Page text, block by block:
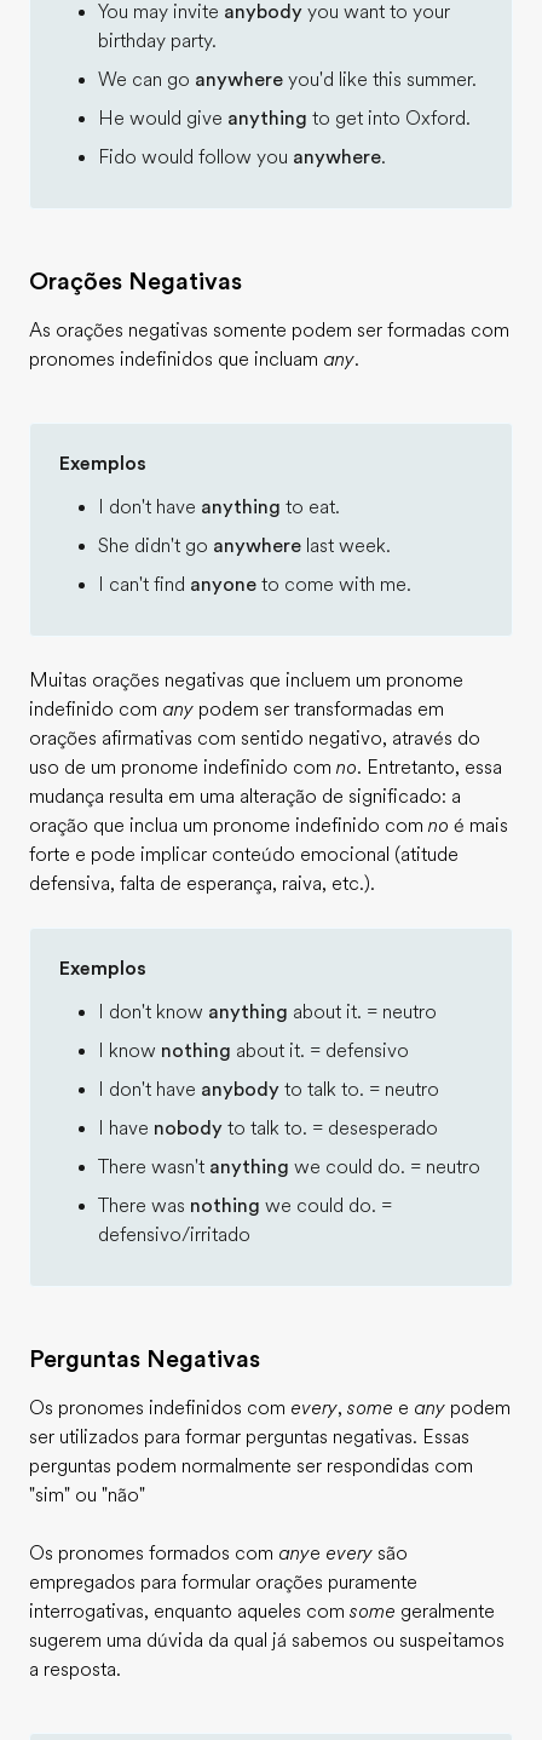
You may invite anybody you want to your
birthday party.
We can go anywhere you'd like this summer.
He would give anything to get into Oxford.
Fido would follow you anywhere.
Orações Negativas
As orações negativas somente podem ser formadas com
pronomes indefinidos que incluam any.
Exemplos
I don't have anything to eat.
She didn't go anywhere last week.
I can't find anyone to come with me.
Muitas orações negativas que incluem um pronome
indefinido com any podem ser transformadas em
orações afirmativas com sentido negativo, através do
uso de um pronome indefinido com no. Entretanto, essa
mudança resulta em uma alteração de significado: a
oração que inclua um pronome indefinido com no é mais
forte e pode implicar conteúdo emocional (atitude
defensiva, falta de esperança, raiva, etc.).
Exemplos
I don't know anything about it. = neutro
I know nothing about it. = defensivo
I don't have anybody to talk to. = neutro
I have nobody to talk to. = desesperado
There wasn't anything we could do. = neutro
There was nothing we could do. =
defensivo/irritado
Perguntas Negativas
Os pronomes indefinidos com every, some e any podem
ser utilizados para formar perguntas negativas. Essas
perguntas podem normalmente ser respondidas com
"sim" ou "não"
Os pronomes formados com anye every são
empregados para formular orações puramente
interrogativas, enquanto aqueles com some geralmente
sugerem uma dúvida da qual já sabemos ou suspeitamos
a resposta.